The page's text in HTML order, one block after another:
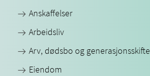
Anskaffelser
Arbeidsliv
Arv, dødsbo og generasjonsskifte
Eiendom